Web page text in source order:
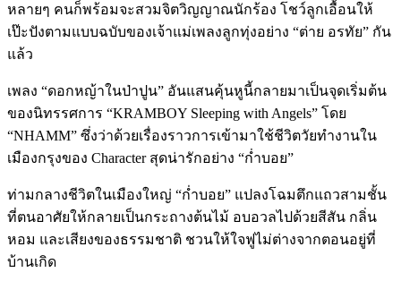
หลายๆ คนก็พร้อมจะสวมจิตวิญญาณนักร้อง โชว์ลูกเอื้อนให้
เป๊ะปังตามแบบฉบับของเจ้าแม่เพลงลูกทุ่งอย่าง “ต่าย อรทัย” กัน
แล้ว
เพลง “ดอกหญ้าในป่าปูน” อันแสนคุ้นหูนี้กลายมาเป็นจุดเริ่มต้น
ของนิทรรศการ “KRAMBOY Sleeping with Angels” โดย
“NHAMM” ซึ่งว่าด้วยเรื่องราวการเข้ามาใช้ชีวิตวัยทำงานใน
เมืองกรุงของ Character สุดน่ารักอย่าง “ก่ำบอย”
ท่ามกลางชีวิตในเมืองใหญ่ “ก่ำบอย” แปลงโฉมตึกแถวสามชั้น
ที่ตนอาศัยให้กลายเป็นกระถางต้นไม้ อบอวลไปด้วยสีสัน กลิ่น
หอม และเสียงของธรรมชาติ ชวนให้ใจฟูไม่ต่างจากตอนอยู่ที่
บ้านเกิด